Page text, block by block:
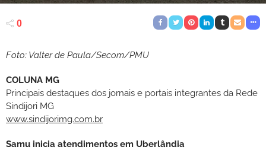
0
Foto: Valter de Paula/Secom/PMU
COLUNA MG
Principais destaques dos jornais e portais integrantes da Rede
Sindijori MG
www.sindijorimg.com.br
Samu inicia atendimentos em Uberlândia